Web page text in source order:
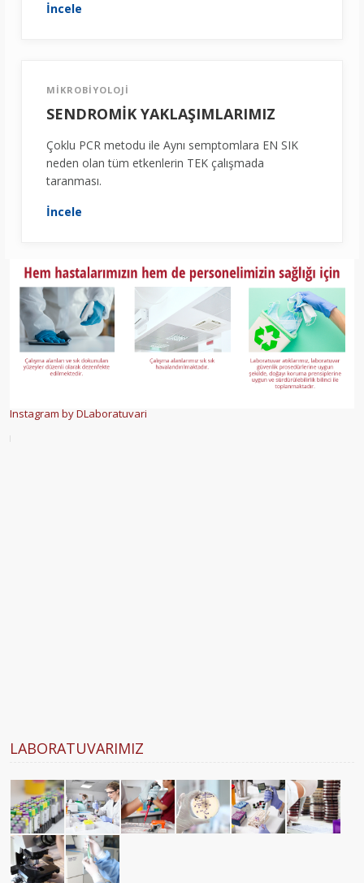
İncele
MİKROBİYOLOJİ
SENDROMİK YAKLAŞIMLARIMIZ
Çoklu PCR metodu ile Aynı semptomlara EN SIK
neden olan tüm etkenlerin TEK çalışmada
taranması.
İncele
Instagram by DLaboratuvari
LABORATUVARIMIZ